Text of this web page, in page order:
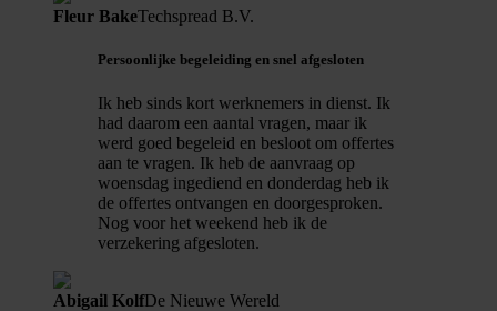
Fleur BakeTechspread B.V.
Persoonlijke begeleiding en snel afgesloten
Ik heb sinds kort werknemers in dienst. Ik
had daarom een aantal vragen, maar ik
werd goed begeleid en besloot om offertes
aan te vragen. Ik heb de aanvraag op
woensdag ingediend en donderdag heb ik
de offertes ontvangen en doorgesproken.
Nog voor het weekend heb ik de
verzekering afgesloten.
Abigail KolfDe Nieuwe Wereld